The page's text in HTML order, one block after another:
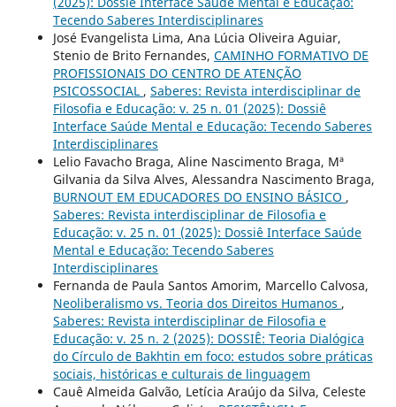
Tecendo Saberes Interdisciplinares
José Evangelista Lima, Ana Lúcia Oliveira Aguiar,
Stenio de Brito Fernandes, CAMINHO FORMATIVO DE
PROFISSIONAIS DO CENTRO DE ATENÇÃO
PSICOSSOCIAL , Saberes: Revista interdisciplinar de
Filosofia e Educação: v. 25 n. 01 (2025): Dossiê
Interface Saúde Mental e Educação: Tecendo Saberes
Interdisciplinares
Lelio Favacho Braga, Aline Nascimento Braga, Mª
Gilvania da Silva Alves, Alessandra Nascimento Braga,
BURNOUT EM EDUCADORES DO ENSINO BÁSICO ,
Saberes: Revista interdisciplinar de Filosofia e
Educação: v. 25 n. 01 (2025): Dossiê Interface Saúde
Mental e Educação: Tecendo Saberes
Interdisciplinares
Fernanda de Paula Santos Amorim, Marcello Calvosa,
Neoliberalismo vs. Teoria dos Direitos Humanos ,
Saberes: Revista interdisciplinar de Filosofia e
Educação: v. 25 n. 2 (2025): DOSSIÊ: Teoria Dialógica
do Círculo de Bakhtin em foco: estudos sobre práticas
sociais, históricas e culturais de linguagem
Cauê Almeida Galvão, Letícia Araújo da Silva, Celeste